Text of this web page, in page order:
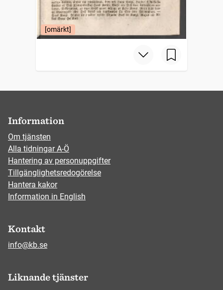
[omärkt]
Information
Om tjänsten
Alla tidningar A-Ö
Hantering av personuppgifter
Tillgänglighetsredogörelse
Hantera kakor
Information in English
Kontakt
info@kb.se
Liknande tjänster